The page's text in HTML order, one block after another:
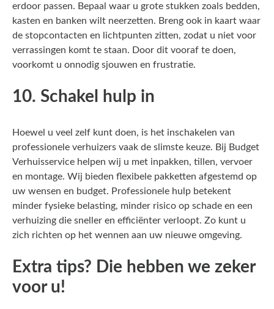
erdoor passen. Bepaal waar u grote stukken zoals bedden,
kasten en banken wilt neerzetten. Breng ook in kaart waar
de stopcontacten en lichtpunten zitten, zodat u niet voor
verrassingen komt te staan. Door dit vooraf te doen,
voorkomt u onnodig sjouwen en frustratie.
10. Schakel hulp in
Hoewel u veel zelf kunt doen, is het inschakelen van
professionele verhuizers vaak de slimste keuze. Bij Budget
Verhuisservice helpen wij u met inpakken, tillen, vervoer
en montage. Wij bieden flexibele pakketten afgestemd op
uw wensen en budget. Professionele hulp betekent
minder fysieke belasting, minder risico op schade en een
verhuizing die sneller en efficiënter verloopt. Zo kunt u
zich richten op het wennen aan uw nieuwe omgeving.
Extra tips? Die hebben we zeker
voor u!